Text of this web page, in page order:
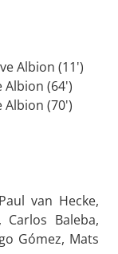
Albion (11')
Albion (64')
Albion (70')
van Hecke,
Baleba,
Gómez, Mats